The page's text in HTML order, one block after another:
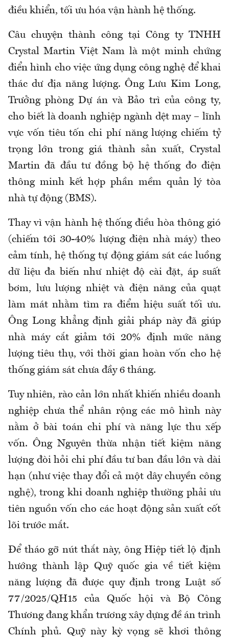
điều khiển, tối ưu hóa vận hành hệ thống.
Câu chuyện thành công tại Công ty TNHH
Crystal Martin Việt Nam là một minh chứng
điển hình cho việc ứng dụng công nghệ để khai
thác dư địa năng lượng. Ông Lưu Kim Long,
Trưởng phòng Dự án và Bảo trì của công ty,
cho biết là doanh nghiệp ngành dệt may – lĩnh
vực vốn tiêu tốn chi phí năng lượng chiếm tỷ
trọng lớn trong giá thành sản xuất, Crystal
Martin đã đầu tư đồng bộ hệ thống đo điện
thông minh kết hợp phần mềm quản lý tòa
nhà tự động (BMS).
Thay vì vận hành hệ thống điều hòa thông gió
(chiếm tới 30-40% lượng điện nhà máy) theo
cảm tính, hệ thống tự động giám sát các luồng
dữ liệu đa biến như nhiệt độ cài đặt, áp suất
bơm, lưu lượng nhiệt và điện năng của quạt
làm mát nhằm tìm ra điểm hiệu suất tối ưu.
Ông Long khẳng định giải pháp này đã giúp
nhà máy cắt giảm tới 20% định mức năng
lượng tiêu thụ, với thời gian hoàn vốn cho hệ
thống giám sát chưa đầy 6 tháng.
Tuy nhiên, rào cản lớn nhất khiến nhiều doanh
nghiệp chưa thể nhân rộng các mô hình này
nằm ở bài toán chi phí và năng lực thu xếp
vốn. Ông Nguyên thừa nhận tiết kiệm năng
lượng đòi hỏi chi phí đầu tư ban đầu lớn và dài
hạn (như việc thay đổi cả một dây chuyền công
nghệ), trong khi doanh nghiệp thường phải ưu
tiên nguồn vốn cho các hoạt động sản xuất cốt
lõi trước mắt.
Để tháo gỡ nút thắt này, ông Hiệp tiết lộ định
hướng thành lập Quỹ quốc gia về tiết kiệm
năng lượng đã được quy định trong Luật số
77/2025/QH15 của Quốc hội và Bộ Công
Thương đang khẩn trương xây dựng đề án trình
Chính phủ. Quỹ này kỳ vọng sẽ khơi thông